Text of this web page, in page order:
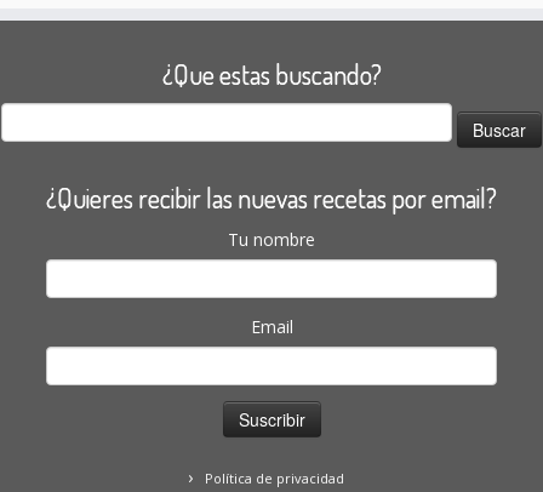
¿Que estas buscando?
Buscar:
¿Quieres recibir las nuevas recetas por email?
Tu nombre
Email
Política de privacidad